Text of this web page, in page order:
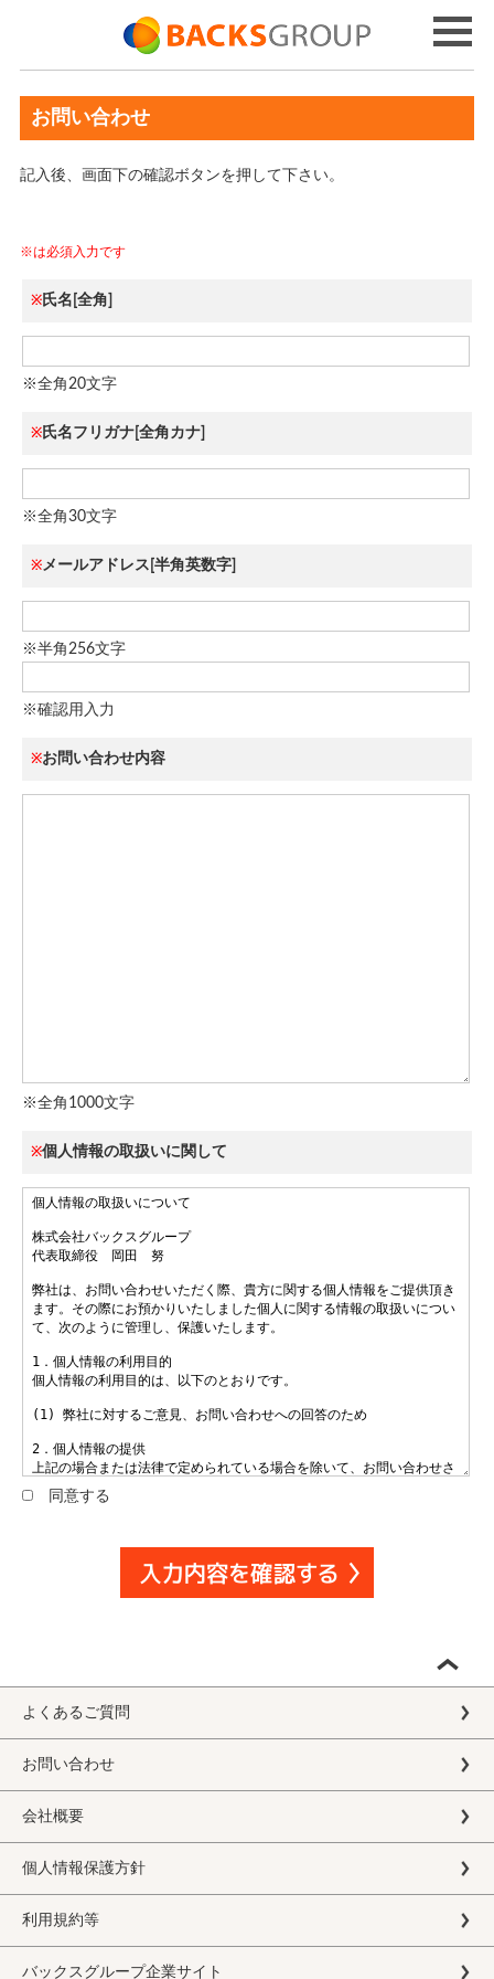
お問い合わせ
記入後、画面下の確認ボタンを押して下さい。
※は必須入力です
※ 氏名[全角]
※全角20文字
※ 氏名フリガナ[全角カナ]
※全角30文字
※メールアドレス[半角英数字]
※半角256文字
※確認用入力
※お問い合わせ内容
※全角1000文字
※個人情報の取扱いに関して
同意する
よくあるご質問
お問い合わせ
会社概要
個人情報保護方針
利用規約等
バックスグループ企業サイト